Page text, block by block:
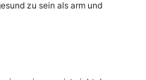
zu sein als arm und